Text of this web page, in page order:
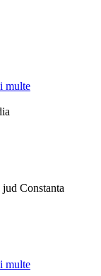
multe
Constanta
multe